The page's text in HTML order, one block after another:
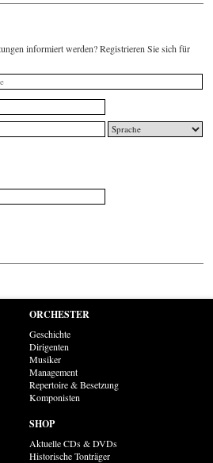
informiert werden? Registrieren Sie sich für
ORCHESTER
Geschichte
Dirigenten
Musiker
Management
Repertoire & Besetzung
Komponisten
SHOP
Aktuelle CDs & DVDs
Historische Tonträger